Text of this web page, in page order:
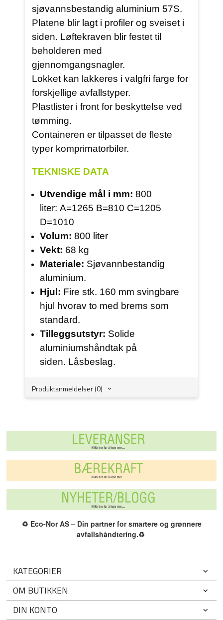
sjøvannsbestandig aluminium 57S.
Platene blir lagt i profiler og sveiset i
siden. Løftekraven blir festet til
beholderen med
gjennomgangsnagler.
Lokket kan lakkeres i valgfri farge for
forskjellige avfallstyper.
Plastlister i front for beskyttelse ved
tømming.
Containeren er tilpasset de fleste
typer komprimatorbiler.
TEKNISKE DATA
Utvendige mål i mm: 800
liter: A=1265 B=810 C=1205
D=1010
Volum: 800 liter
Vekt: 68 kg
Materiale: Sjøvannbestandig
aluminium.
Hjul: Fire stk. 160 mm svingbare
hjul hvorav to med brems som
standard.
Tilleggsutstyr: Solide
aluminiumshåndtak på
siden. Låsbeslag.
Produktanmeldelser (0)
♻️ Eco-Nor AS – Din partner for smartere og grønnere
avfallshåndtering.♻️
KATEGORIER
OM BUTIKKEN
DIN KONTO